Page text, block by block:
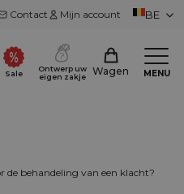
Contact Mijn account BE
Sale
Ontwerp uw
eigen zakje
Wagen MENU
de behandeling van een klacht?